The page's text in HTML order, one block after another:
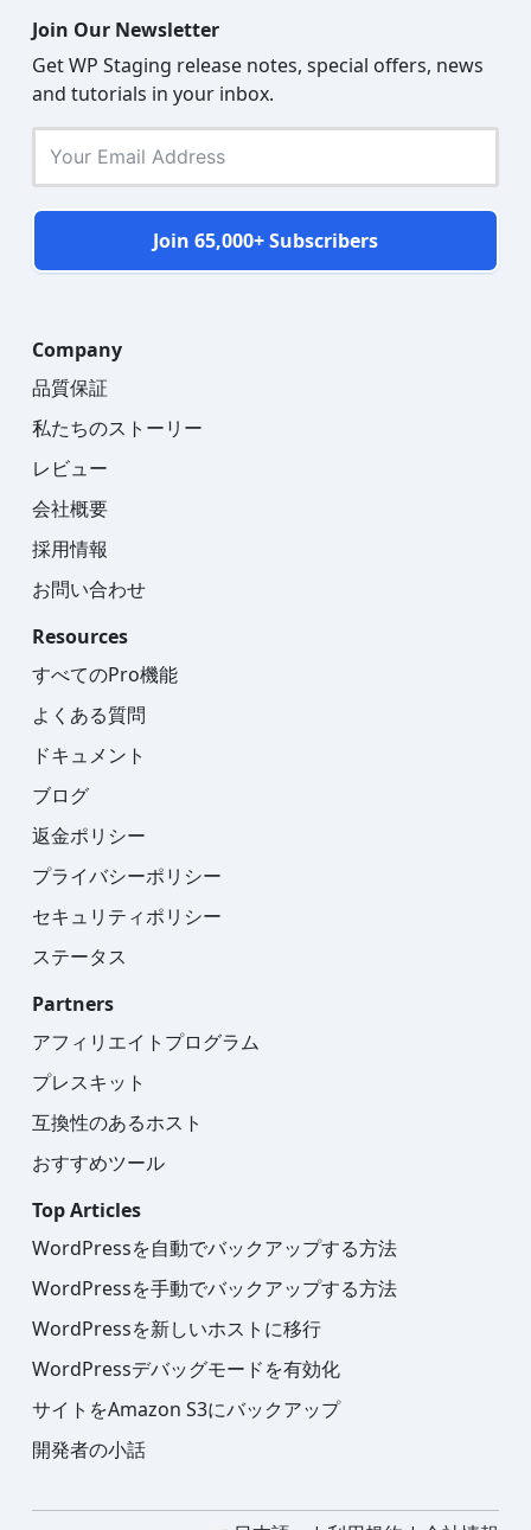
Join Our Newsletter
Get WP Staging release notes, special offers, news
and tutorials in your inbox.
Join 65,000+ Subscribers
Company
品質保証
私たちのストーリー
レビュー
会社概要
採用情報
お問い合わせ
Resources
すべてのPro機能
よくある質問
ドキュメント
ブログ
返金ポリシー
プライバシーポリシー
セキュリティポリシー
ステータス
Partners
アフィリエイトプログラム
プレスキット
互換性のあるホスト
おすすめツール
Top Articles
WordPressを自動でバックアップする方法
WordPressを手動でバックアップする方法
WordPressを新しいホストに移行
WordPressデバッグモードを有効化
サイトをAmazon S3にバックアップ
開発者の小話